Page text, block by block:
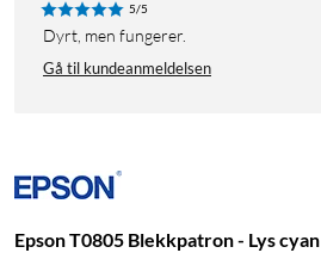
5/5
Dyrt, men fungerer.
Gå til kundeanmeldelsen
Epson T0805 Blekkpatron - Lys cyan